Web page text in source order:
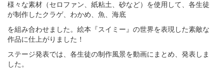
様々な素材（セロファン、紙粘土、砂など）を使用して、各生徒
が制作したクラゲ、わかめ、魚、海底
を組み合わせました。絵本『スイミー』の世界を表現した素敵な
作品に仕上がりました！
ステージ発表では、各生徒の制作風景を動画にまとめ、発表しま
した。